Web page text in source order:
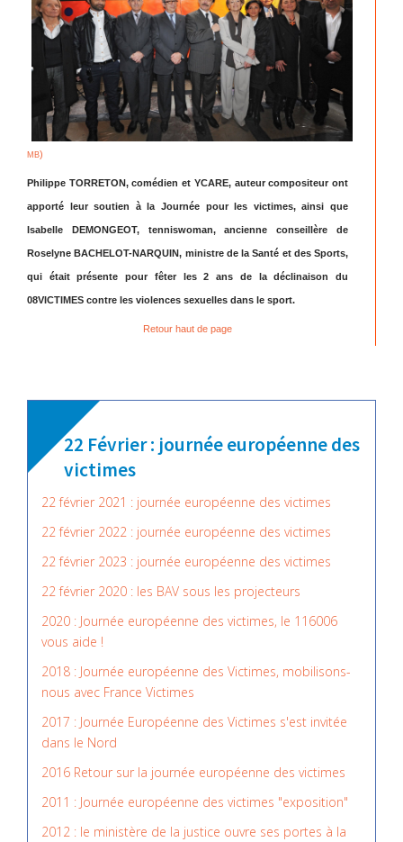
MB)
Philippe TORRETON, comédien et YCARE, auteur compositeur ont
apporté leur soutien à la Journée pour les victimes, ainsi que
Isabelle DEMONGEOT, tenniswoman, ancienne conseillère de
Roselyne BACHELOT-NARQUIN, ministre de la Santé et des Sports,
qui était présente pour fêter les 2 ans de la déclinaison du
08VICTIMES contre les violences sexuelles dans le sport.
Retour haut de page
22 Février : journée européenne des
victimes
22 février 2021 : journée européenne des victimes
22 février 2022 : journée européenne des victimes
22 février 2023 : journée européenne des victimes
22 février 2020 : les BAV sous les projecteurs
2020 : Journée européenne des victimes, le 116006
vous aide !
2018 : Journée européenne des Victimes, mobilisons-
nous avec France Victimes
2017 : Journée Européenne des Victimes s'est invitée
dans le Nord
2016 Retour sur la journée européenne des victimes
2011 : Journée européenne des victimes "exposition"
2012 : le ministère de la justice ouvre ses portes à la